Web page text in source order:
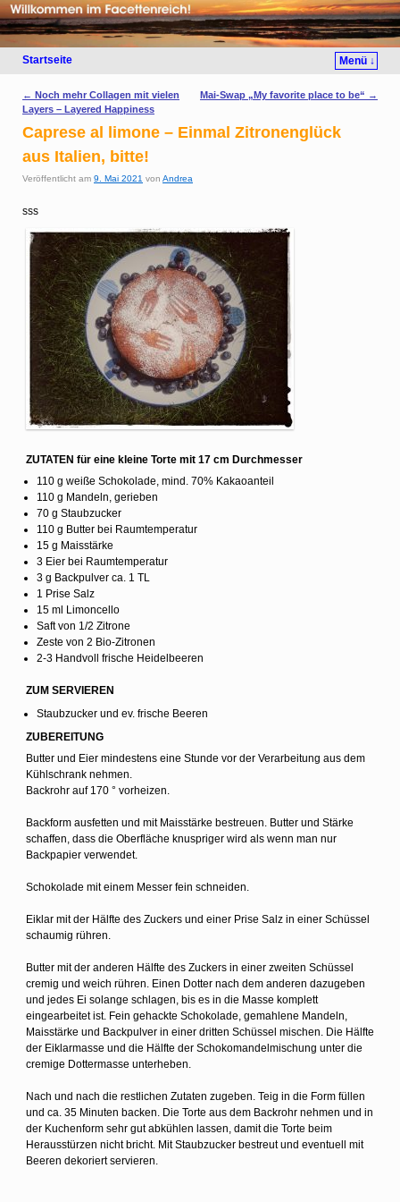
Startseite Menü ↓
Artikelnavigation
← Noch mehr Collagen mit vielen
Layers – Layered Happiness
Mai-Swap „My favorite place to be“ →
Caprese al limone – Einmal Zitronenglück
aus Italien, bitte!
Veröffentlicht am 9. Mai 2021 von Andrea
sss
ZUTATEN für eine kleine Torte mit 17 cm Durchmesser
110 g weiße Schokolade, mind. 70% Kakaoanteil
110 g Mandeln, gerieben
70 g Staubzucker
110 g Butter bei Raumtemperatur
15 g Maisstärke
3 Eier bei Raumtemperatur
3 g Backpulver ca. 1 TL
1 Prise Salz
15 ml Limoncello
Saft von 1/2 Zitrone
Zeste von 2 Bio-Zitronen
2-3 Handvoll frische Heidelbeeren
ZUM SERVIEREN
Staubzucker und ev. frische Beeren
ZUBEREITUNG
Butter und Eier mindestens eine Stunde vor der Verarbeitung aus dem
Kühlschrank nehmen.
Backrohr auf 170 ° vorheizen.
Backform ausfetten und mit Maisstärke bestreuen. Butter und Stärke
schaffen, dass die Oberfläche knuspriger wird als wenn man nur
Backpapier verwendet.
Schokolade mit einem Messer fein schneiden.
Eiklar mit der Hälfte des Zuckers und einer Prise Salz in einer Schüssel
schaumig rühren.
Butter mit der anderen Hälfte des Zuckers in einer zweiten Schüssel
cremig und weich rühren. Einen Dotter nach dem anderen dazugeben
und jedes Ei solange schlagen, bis es in die Masse komplett
eingearbeitet ist. Fein gehackte Schokolade, gemahlene Mandeln,
Maisstärke und Backpulver in einer dritten Schüssel mischen. Die Hälfte
der Eiklarmasse und die Hälfte der Schokomandelmischung unter die
cremige Dottermasse unterheben.
Nach und nach die restlichen Zutaten zugeben. Teig in die Form füllen
und ca. 35 Minuten backen. Die Torte aus dem Backrohr nehmen und in
der Kuchenform sehr gut abkühlen lassen, damit die Torte beim
Herausstürzen nicht bricht. Mit Staubzucker bestreut und eventuell mit
Beeren dekoriert servieren.